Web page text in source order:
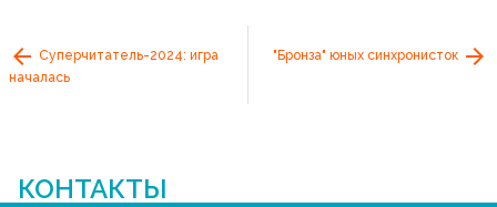
Суперчитатель-2024: игра
началась
"Бронза" юных синхронисток
КОНТАКТЫ